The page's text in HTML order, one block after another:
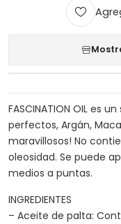
FASCINATION OIL es
perfectos, Argán,
maravillosos! No
oleosidad. Se puede
medios a puntas.
INGREDIENTES
– Aceite de palta: